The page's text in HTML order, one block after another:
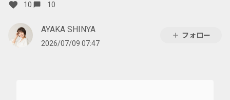
10 10
AYAKA SHINYA
2026/07/09 07:47
フォロー